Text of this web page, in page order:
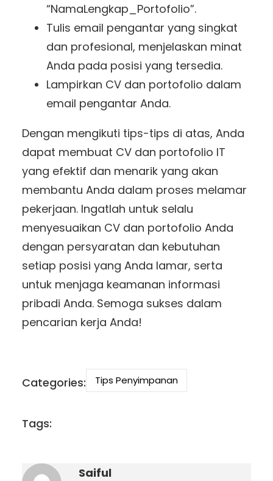
“NamaLengkap_Portofolio”.
Tulis email pengantar yang singkat
dan profesional, menjelaskan minat
Anda pada posisi yang tersedia.
Lampirkan CV dan portofolio dalam
email pengantar Anda.
Dengan mengikuti tips-tips di atas, Anda
dapat membuat CV dan portofolio IT
yang efektif dan menarik yang akan
membantu Anda dalam proses melamar
pekerjaan. Ingatlah untuk selalu
menyesuaikan CV dan portofolio Anda
dengan persyaratan dan kebutuhan
setiap posisi yang Anda lamar, serta
untuk menjaga keamanan informasi
pribadi Anda. Semoga sukses dalam
pencarian kerja Anda!
Categories: Tips Penyimpanan
Tags:
Saiful